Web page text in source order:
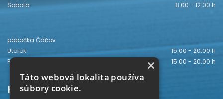
Sobota
8.00 - 12.00 h
pobočka Čáčov
Utorok
15.00 - 20.00 h
Piatok
15.00 - 20.00 h
Kontakt
×
Táto webová lokalita používa
súbory cookie.